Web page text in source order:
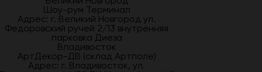
Шоу-рум Терминал
Адрес: г. Великий Новгород ул.
Федоровский ручей 2/13 внутренняя
парковка Диеза
Владивосток
АртДекор-ДВ (склад Артполе)
Адрес: г. Владивосток, ул.